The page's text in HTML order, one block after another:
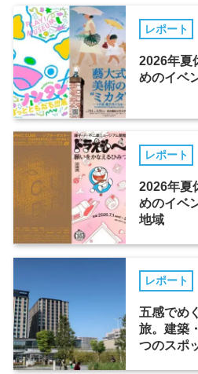
レポート
2026年夏
めのイベ
レポート
2026年夏
めのイベ
地域
レポート
五感でめ
旅。建築
つのスポ